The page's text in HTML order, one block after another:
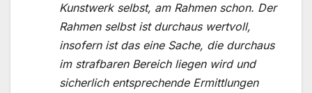
Kunstwerk selbst, am Rahmen schon. Der
Rahmen selbst ist durchaus wertvoll,
insofern ist das eine Sache, die durchaus
im strafbaren Bereich liegen wird und
sicherlich entsprechende Ermittlungen